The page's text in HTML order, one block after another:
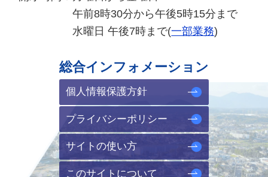
午前8時30分から午後5時15分まで
水曜日 午後7時まで(一部業務)
総合インフォメーション
個人情報保護方針
プライバシーポリシー
サイトの使い方
このサイトについて